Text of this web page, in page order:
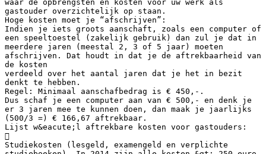
waar de opbrengsten en kosten voor uw werk als
gastouder overzichtelijk op staan.
Hoge kosten moet je “afschrijven”:
Indien je iets groots aanschaft, zoals een computer of
een speeltoestel (zakelijk gebruik) dan zul je dat in
meerdere jaren (meestal 2, 3 of 5 jaar) moeten
afschrijven. Dat houdt in dat je de aftrekbaarheid van
de kosten
verdeeld over het aantal jaren dat je het in bezit
denkt te hebben.
Regel: Minimaal aanschafbedrag is € 450,-.
Dus schaf je een computer aan van € 500,- en denk je
er 3 jaren mee te kunnen doen, dan maak je jaarlijks
(500/3 =) € 166,67 aftrekbaar.
Lijst w&eacute;l aftrekbare kosten voor gastouders:

Studiekosten (lesgeld, examengeld en verplichte